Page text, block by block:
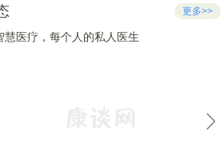
更多>>